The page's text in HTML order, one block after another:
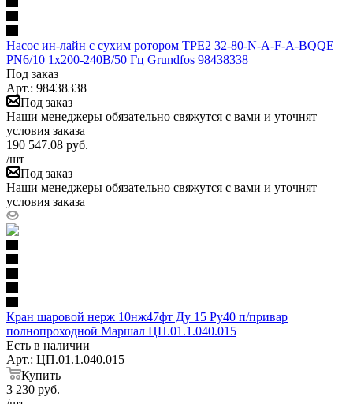
Насос ин-лайн с сухим ротором TPE2 32-80-N-A-F-A-BQQE
PN6/10 1х200-240В/50 Гц Grundfos 98438338
Под заказ
Арт.: 98438338
Под заказ
Наши менеджеры обязательно свяжутся с вами и уточнят
условия заказа
190 547.08 руб.
/шт
Под заказ
Наши менеджеры обязательно свяжутся с вами и уточнят
условия заказа
Кран шаровой нерж 10нж47фт Ду 15 Ру40 п/привар
полнопроходной Маршал ЦП.01.1.040.015
Есть в наличии
Арт.: ЦП.01.1.040.015
Купить
3 230 руб.